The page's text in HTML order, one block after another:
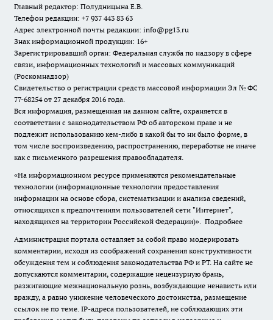
Главный редактор: Полудницына Е.В.
Телефон редакции: +7 937 443 83 63
Адрес электронной почты редакции: info@pg13.ru
Знак информационной продукции: 16+
Зарегистрировавший орган: Федеральная служба по надзору в сфере
связи, информационных технологий и массовых коммуникаций
(Роскомнадзор)
Свидетельство о регистрации средств массовой информации Эл № ФС
77-68254 от 27 декабря 2016 года.
Вся информация, размещенная на данном сайте, охраняется в
соответствии с законодательством РФ об авторском праве и не
подлежит использованию кем-либо в какой бы то ни было форме, в
том числе воспроизведению, распространению, переработке не иначе
как с письменного разрешения правообладателя.
«На информационном ресурсе применяются рекомендательные
технологии (информационные технологии предоставления
информации на основе сбора, систематизации и анализа сведений,
относящихся к предпочтениям пользователей сети "Интернет",
находящихся на территории Российской Федерации)». Подробнее
Администрация портала оставляет за собой право модерировать
комментарии, исходя из соображений сохранения конструктивности
обсуждения тем и соблюдения законодательства РФ и РТ. На сайте не
допускаются комментарии, содержащие нецензурную брань,
разжигающие межнациональную рознь, возбуждающие ненависть или
вражду, а равно унижение человеческого достоинства, размещение
ссылок не по теме. IP-адреса пользователей, не соблюдающих эти